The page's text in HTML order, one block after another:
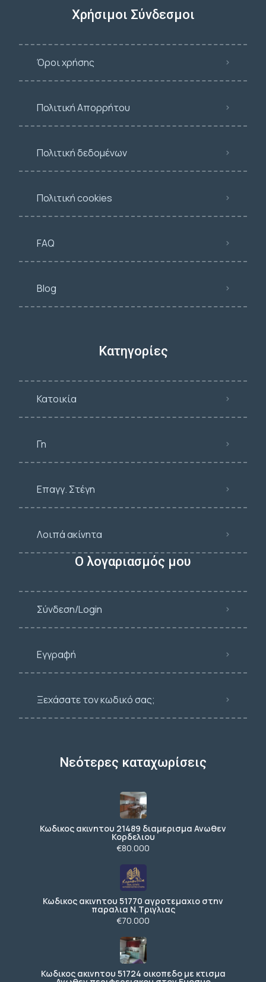
Χρήσιμοι Σύνδεσμοι
Όροι χρήσης
Πολιτική Απορρήτου
Πολιτική δεδομένων
Πολιτική cookies
FAQ
Blog
Κατηγορίες
Κατοικία
Γη
Επαγγ. Στέγη
Λοιπά ακίνητα
Ο λογαριασμός μου
Σύνδεση/Login
Εγγραφή
Ξεχάσατε τον κωδικό σας;
Νεότερες καταχωρίσεις
Κωδικος ακινητου 21489 διαμερισμα Ανωθεν
Κορδελιου
€80.000
Κωδικος ακινητου 51770 αγροτεμαχιο στην
παραλια Ν.Τριγλιας
€70.000
Κωδικος ακινητου 51724 οικοπεδο με κτισμα